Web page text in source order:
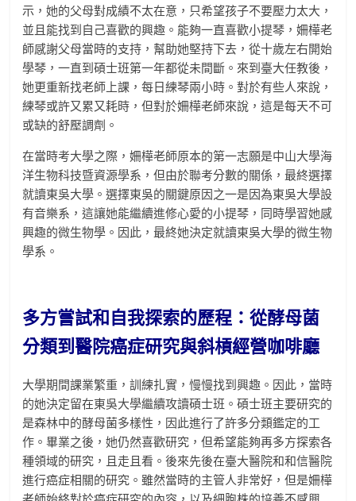
示，她的父母對成績不太在意，只希望孩子不要壓力太大，
並且能找到自己喜歡的興趣。能夠一直喜歡小提琴，姍樺老
師感謝父母當時的支持，幫助她堅持下去，從十歲左右開始
學琴，一直到碩士班第一年都從未間斷。來到臺大任教後，
她更重新找老師上課，每日練琴兩小時。對於有些人來說，
練琴或許又累又耗時，但對於姍樺老師來說，這是每天不可
或缺的舒壓調劑。
在當時考大學之際，姍樺老師原本的第一志願是中山大學海
洋生物科技暨資源學系，但由於聯考分數的關係，最終選擇
就讀東吳大學。選擇東吳的關鍵原因之一是因為東吳大學設
有音樂系，這讓她能繼續進修心愛的小提琴，同時學習她感
興趣的微生物學。因此，最終她決定就讀東吳大學的微生物
學系。
多方嘗試和自我探索的歷程：從酵母菌
分類到醫院癌症研究與斜槓經營咖啡廳
大學期間課業繁重，訓練扎實，慢慢找到興趣。因此，當時
的她決定留在東吳大學繼續攻讀碩士班。碩士班主要研究的
是森林中的酵母菌多樣性，因此進行了許多分類鑑定的工
作。畢業之後，她仍然喜歡研究，但希望能夠再多方探索各
種領域的研究，且走且看。後來先後在臺大醫院和和信醫院
進行癌症相關的研究。雖然當時的主管人非常好，但是姍樺